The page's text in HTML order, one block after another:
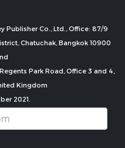
Publisher Co., Ltd., Office: 87/9
Chatuchak, Bangkok 10900
Park Road, Office 3 and 4,
Kingdom
2021.